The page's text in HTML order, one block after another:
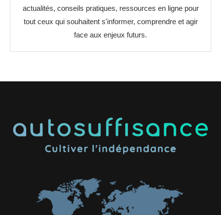
actualités, conseils pratiques, ressources en ligne pour
tout ceux qui souhaitent s'informer, comprendre et agir
face aux enjeux futurs.